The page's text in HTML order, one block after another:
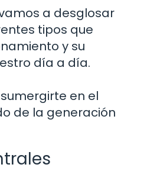
a desglosar
tipos que
y su
día a día.
en el
de la generación